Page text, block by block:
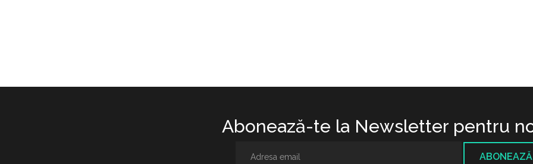
Abonează-te la Newsletter pentru